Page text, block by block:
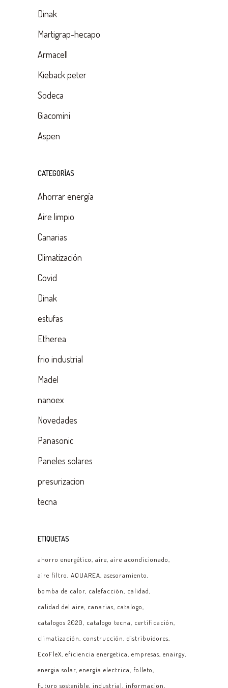
Dinak
Martigrap-hecapo
Armacell
Kieback peter
Sodeca
Giacomini
Aspen
CATEGORÍAS
Ahorrar energía
Aire limpio
Canarias
Climatización
Covid
Dinak
estufas
Etherea
frio industrial
Madel
nanoex
Novedades
Panasonic
Paneles solares
presurizacion
tecna
ETIQUETAS
ahorro energético aire aire acondicionado
aire filtro AQUAREA asesoramiento
bomba de calor calefacción
calidad
calidad del aire canarias catalogo
catalogos 2020
catalogo tecna
certificación
climatización
construcción distribuidores
EcoFleX eficiencia energetica empresas enairgy
energia solar energía electrica
folleto
futuro sostenible industrial informacion